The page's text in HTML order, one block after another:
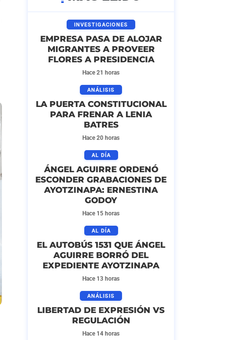
INVESTIGACIONES
EMPRESA PASA DE ALOJAR
MIGRANTES A PROVEER
FLORES A PRESIDENCIA
Hace 21 horas
ANÁLISIS
LA PUERTA CONSTITUCIONAL
PARA FRENAR A LENIA
BATRES
Hace 20 horas
AL DÍA
ÁNGEL AGUIRRE ORDENÓ
ESCONDER GRABACIONES DE
AYOTZINAPA: ERNESTINA
GODOY
Hace 15 horas
AL DÍA
EL AUTOBÚS 1531 QUE ÁNGEL
AGUIRRE BORRÓ DEL
EXPEDIENTE AYOTZINAPA
Hace 13 horas
ANÁLISIS
LIBERTAD DE EXPRESIÓN VS
REGULACIÓN
Hace 14 horas